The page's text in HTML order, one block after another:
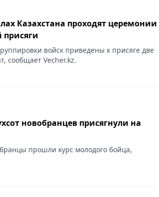
Казахстана проходят церемонии
присяги
войск приведены к присяге две
сообщает Vecher.kz.
новобранцев присягнули на
прошли курс молодого бойца,